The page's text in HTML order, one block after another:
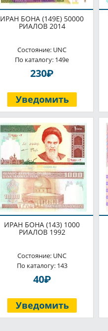
ИРАН БОНА (149E) 50000
РИАЛОВ 2014
Состояние: UNC
По каталогу: 149e
230P
Уведомить
ИРАН БОНА (143) 1000
РИАЛОВ 1992
Состояние: UNC
По каталогу: 143
40P
Уведомить